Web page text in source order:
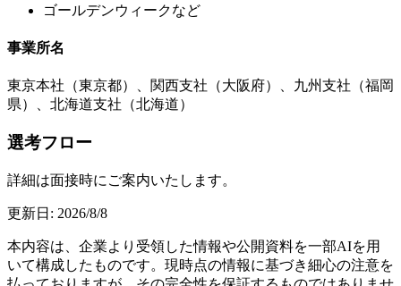
ゴールデンウィークなど
事業所名
東京本社（東京都）、関西支社（大阪府）、九州支社（福岡
県）、北海道支社（北海道）
選考フロー
詳細は面接時にご案内いたします。
更新日: 2026/8/8
本内容は、企業より受領した情報や公開資料を一部AIを用
いて構成したものです。現時点の情報に基づき細心の注意を